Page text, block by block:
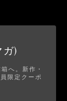
)
へ。新作・
限定クーポ